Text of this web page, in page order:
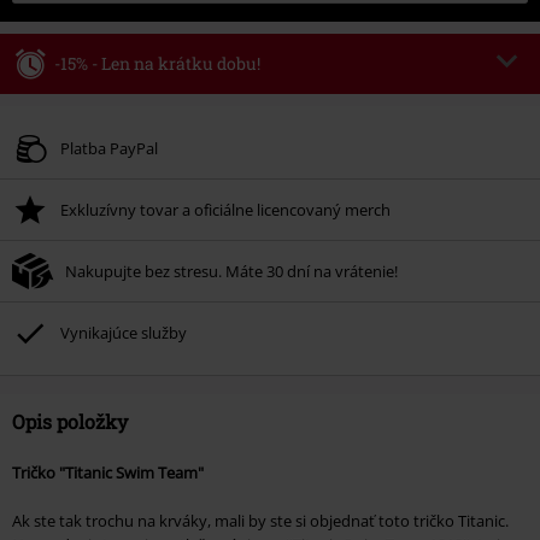
-15% - Len na krátku dobu!
Platí len pre 8/6/26 od 16:00 do 23:59 hod.
Po zadaní kódu v košíku, sa zľava uplatní automaticky.
Nemožno kombinovať s inými akciovými kódmi. Zľava sa nevzťahuje na:
knihy, médiá, vstupenky, Rammstein, (Till) Lindemann, Böhse Onkelz,
ktorých kúpou podporíte nadáciu.
Platba PayPal
Exkluzívny tovar a oficiálne licencovaný merch
Nakupujte bez stresu. Máte 30 dní na vrátenie!
Vynikajúce služby
Opis položky
Tričko "Titanic Swim Team"
Ak ste tak trochu na krváky, mali by ste si objednať toto tričko Titanic.